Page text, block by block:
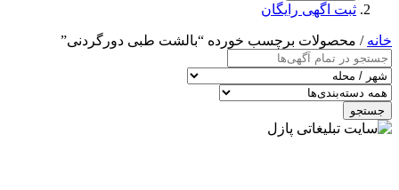
ثبت اگهی رایگان
خانه / محصولات برچسب خورده “بالشت طبی دورگردنی”
جستجو